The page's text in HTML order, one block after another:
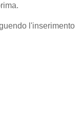
l'inserimento